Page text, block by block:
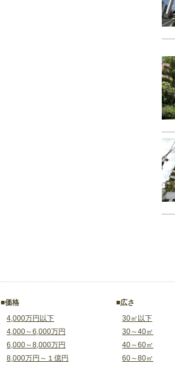
■価格
4,000万円以下
4,000～6,000万円
6,000～8,000万円
8,000万円～１億円
■広さ
30㎡以下
30～40㎡
40～60㎡
60～80㎡